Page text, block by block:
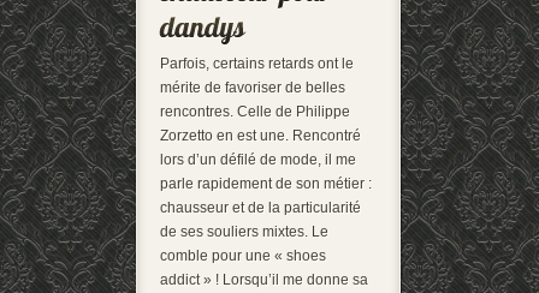
Parfois, certains retards ont le
mérite de favoriser de belles
rencontres. Celle de Philippe
Zorzetto en est une. Rencontré
lors d’un défilé de mode, il me
parle rapidement de son métier :
chausseur et de la particularité
de ses souliers mixtes. Le
comble pour une « shoes
addict » ! Lorsqu’il me donne sa